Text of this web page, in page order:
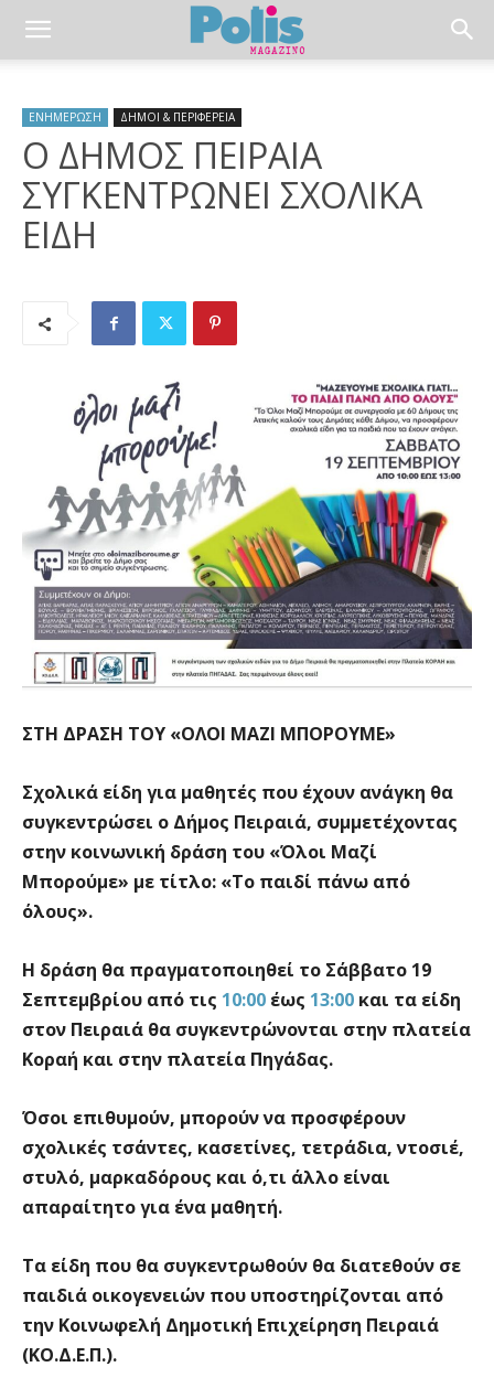
ΕΝΗΜΕΡΩΣΗ ΔΗΜΟΙ & ΠΕΡΙΦΕΡΕΙΑ
Ο ΔΗΜΟΣ ΠΕΙΡΑΙΑ
ΣΥΓΚΕΝΤΡΩΝΕΙ ΣΧΟΛΙΚΑ
ΕΙΔΗ
ΣΤΗ ΔΡΑΣΗ ΤΟΥ «ΟΛΟΙ ΜΑΖΙ ΜΠΟΡΟΥΜΕ»
Σχολικά είδη για μαθητές που έχουν ανάγκη θα
συγκεντρώσει ο Δήμος Πειραιά, συμμετέχοντας
στην κοινωνική δράση του «Όλοι Μαζί
Μπορούμε» με τίτλο: «Το παιδί πάνω από
όλους».
Η δράση θα πραγματοποιηθεί το Σάββατο 19
Σεπτεμβρίου από τις 10:00 έως 13:00 και τα είδη
στον Πειραιά θα συγκεντρώνονται στην πλατεία
Κοραή και στην πλατεία Πηγάδας.
Όσοι επιθυμούν, μπορούν να προσφέρουν
σχολικές τσάντες, κασετίνες, τετράδια, ντοσιέ,
στυλό, μαρκαδόρους και ό,τι άλλο είναι
απαραίτητο για ένα μαθητή.
Τα είδη που θα συγκεντρωθούν θα διατεθούν σε
παιδιά οικογενειών που υποστηρίζονται από
την Κοινωφελή Δημοτική Επιχείρηση Πειραιά
(ΚΟ.Δ.Ε.Π.).